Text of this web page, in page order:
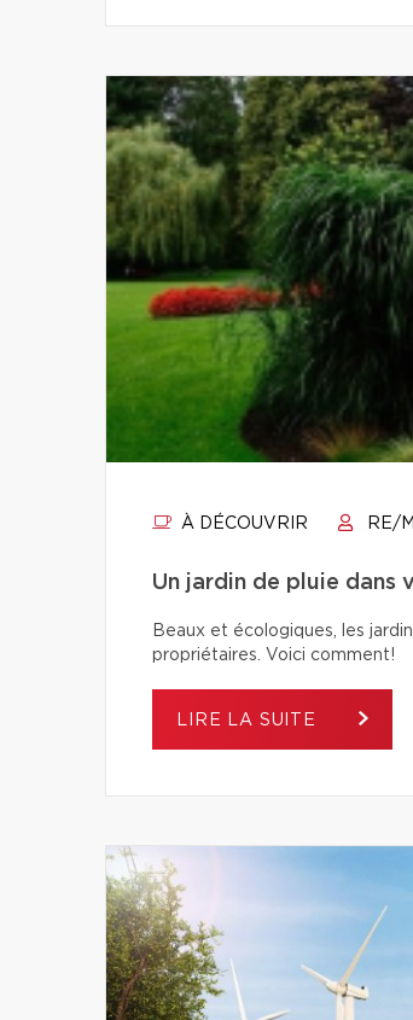
À DÉCOUVRIR RE/
Un jardin de pluie dans
Beaux et écologiques, les
propriétaires. Voici comment!
LIRE LA SUITE